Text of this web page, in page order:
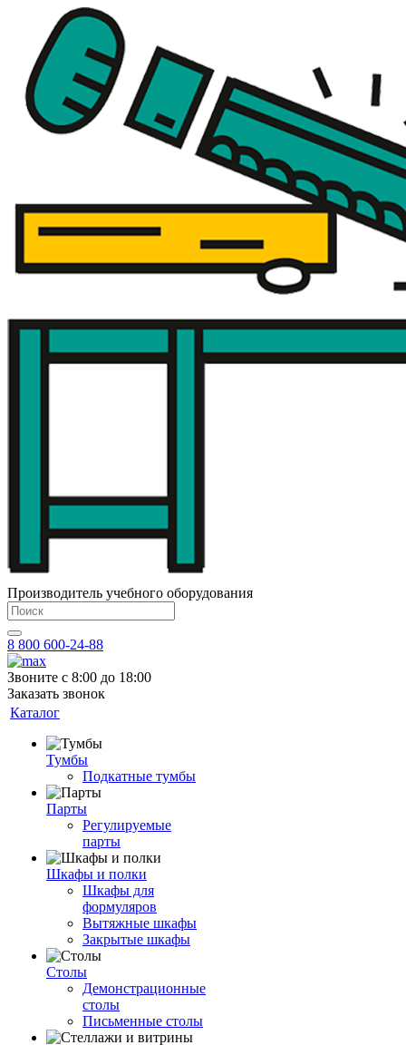
Производитель учебного оборудования
8 800 600-24-88
Звоните с 8:00 до 18:00
Заказать звонок
Каталог
Тумбы
Подкатные тумбы
Парты
Регулируемые
парты
Шкафы и полки
Шкафы для
формуляров
Вытяжные шкафы
Закрытые шкафы
Столы
Демонстрационные
столы
Письменные столы